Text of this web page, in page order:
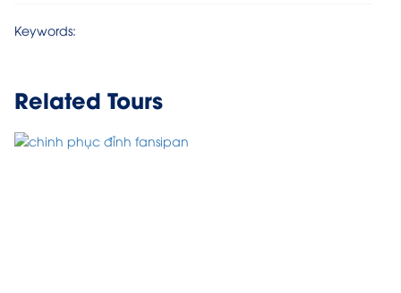
Keywords:
Related Tours